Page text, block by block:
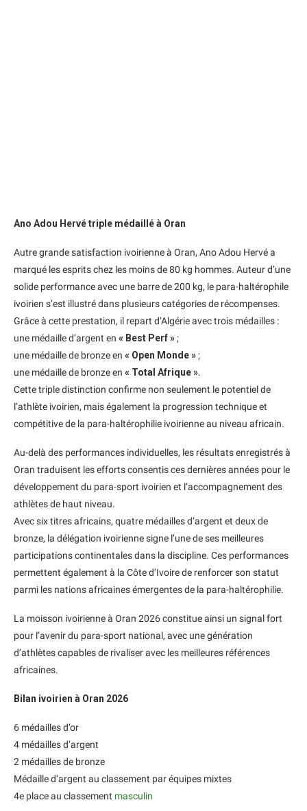
Ano Adou Hervé triple médaillé à Oran
Autre grande satisfaction ivoirienne à Oran, Ano Adou Hervé a
marqué les esprits chez les moins de 80 kg hommes. Auteur d’une
solide performance avec une barre de 200 kg, le para-haltérophile
ivoirien s’est illustré dans plusieurs catégories de récompenses.
Grâce à cette prestation, il repart d’Algérie avec trois médailles :
une médaille d’argent en « Best Perf »;
une médaille de bronze en « Open Monde »;
une médaille de bronze en « Total Afrique ».
Cette triple distinction confirme non seulement le potentiel de
l’athlète ivoirien, mais également la progression technique et
compétitive de la para-haltérophilie ivoirienne au niveau africain.
Au-delà des performances individuelles, les résultats enregistrés à
Oran traduisent les efforts consentis ces dernières années pour le
développement du para-sport ivoirien et l’accompagnement des
athlètes de haut niveau.
Avec six titres africains, quatre médailles d’argent et deux de
bronze, la délégation ivoirienne signe l’une de ses meilleures
participations continentales dans la discipline. Ces performances
permettent également à la Côte d’Ivoire de renforcer son statut
parmi les nations africaines émergentes de la para-haltérophilie.
La moisson ivoirienne à Oran 2026 constitue ainsi un signal fort
pour l’avenir du para-sport national, avec une génération
d’athlètes capables de rivaliser avec les meilleures références
africaines.
Bilan ivoirien à Oran 2026
6 médailles d’or
4 médailles d’argent
2 médailles de bronze
Médaille d’argent au classement par équipes mixtes
4e place au classement masculin